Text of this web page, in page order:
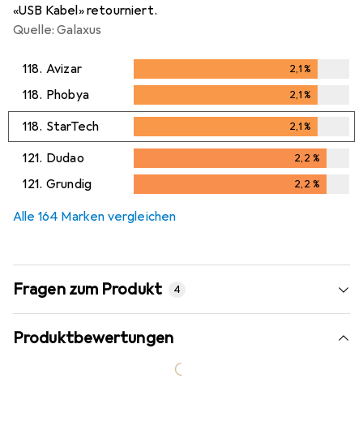
«USB Kabel» retourniert.
Quelle: Galaxus
118. Avizar 2,1%
2,1%
118. Phobya 2,1%
2,1%
118. StarTech 2,1%
2,1%
121. Dudao 2,2 %
2,2%
121. Grundig 2,2 %
Alle 164 Marken vergleichen
Fragen zum Produkt 4
Produktbewertungen